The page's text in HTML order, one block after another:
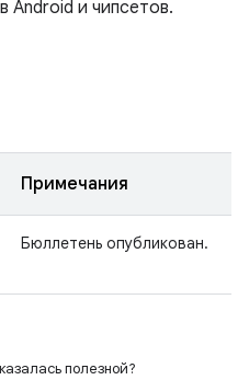
Android и чипсетов.
Примечания
Бюллетень опубликован.
полезной?